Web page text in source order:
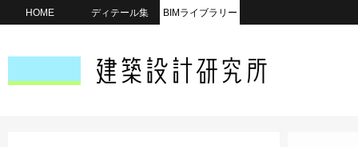
HOME ディテール集 BIMライブラリー